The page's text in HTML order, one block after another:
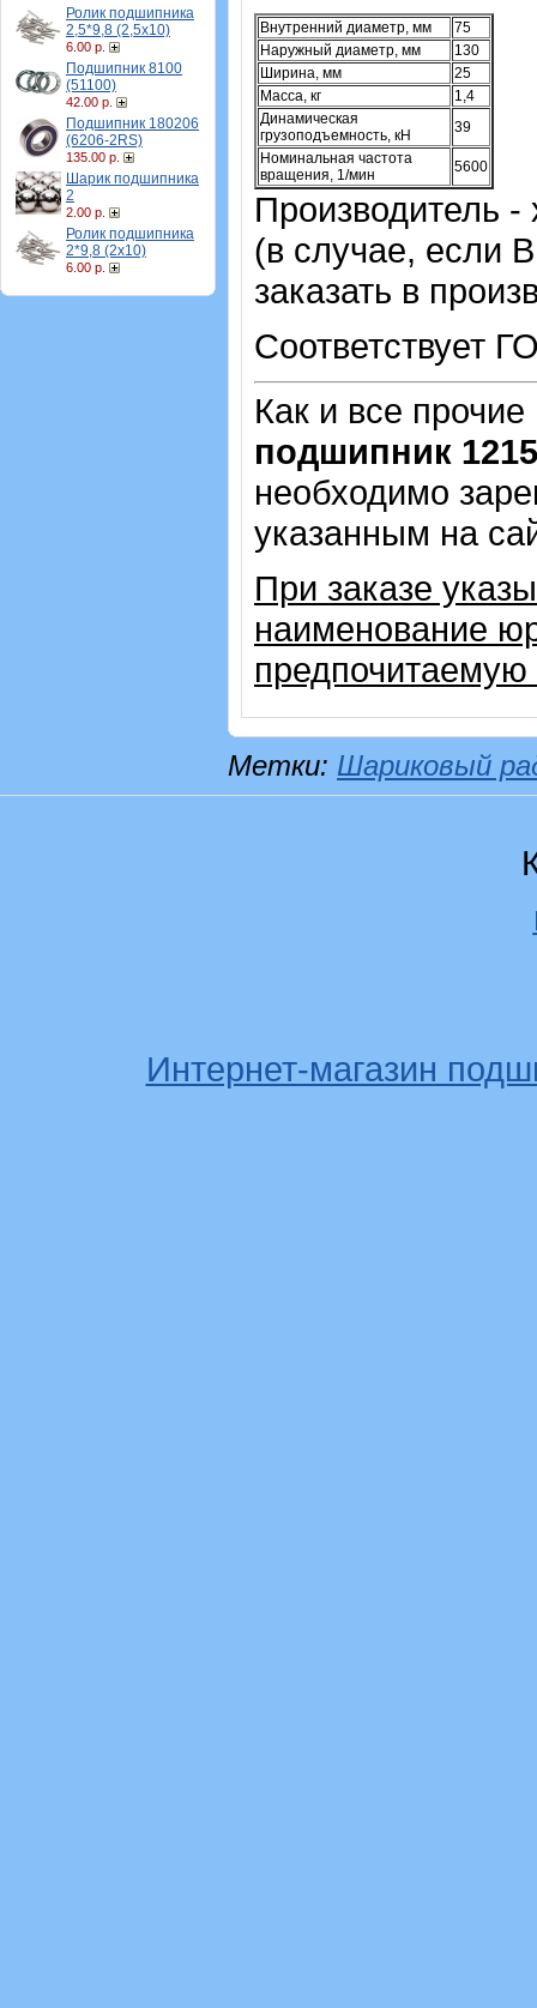
Ролик подшипника
2,5*9,8 (2,5х10)
6.00 р.
Подшипник 8100
(51100)
42.00 р.
Подшипник 180206
(6206-2RS)
135.00 р.
Шарик подшипника
2
2.00 р.
Ролик подшипника
2*9,8 (2х10)
6.00 р.
Внутренний диаметр, мм
75
Наружный диаметр, мм
130
Ширина, мм
25
Масса, кг
1,4
Динамическая
грузоподъемность, кН
39
Номинальная частота
вращения, 1/мин
5600
Производитель
(в случае, если
заказать в
Соответствует
Как и все
подшипник 1215
необходимо
указанным на
При заказе
наименование
Метки: Шариковый
Интернет-магазин